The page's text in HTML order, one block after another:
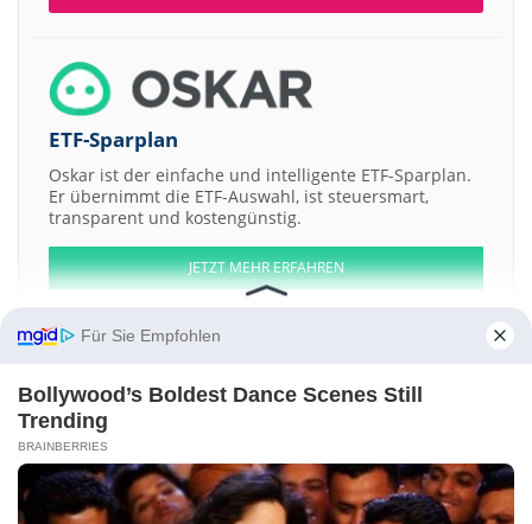
ETF-Sparplan
Oskar ist der einfache und intelligente ETF-Sparplan.
Er übernimmt die ETF-Auswahl, ist steuersmart,
transparent und kostengünstig.
JETZT MEHR ERFAHREN
Aktien ATX DAX EuroStoxx 50 Dow Jones NASDAQ 100 Nikkei 225
Weitere Aktien:
Yambolen AD HBG Investment Property Fund REIT Energoremont
Razvitie industry
Zlaten Lev
Für Sie Empfohlen
Bollywood’s Boldest Dance Scenes Still
Trending
BRAINBERRIES